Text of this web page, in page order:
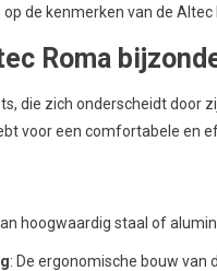
op de kenmerken van de
Roma
die zich onderscheidt door
voor een comfortabele en
hoogwaardig staal of
: De ergonomische bouw van